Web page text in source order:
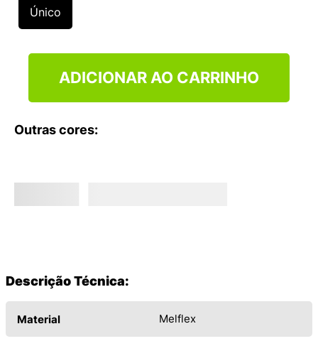
Único
ADICIONAR AO CARRINHO
Outras cores:
Descrição Técnica:
Material Melflex
º
VANS TÊNIS VANS ULTRARANGE
10º NEW BALANCE 204L